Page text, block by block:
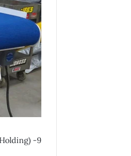
9- Sempertrans (Semperit AG Holding)